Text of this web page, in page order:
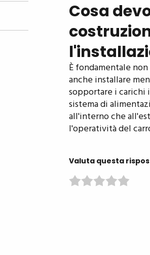
Cosa
È fondamentale
anche installare
sopportare i carichi
sistema di
all'interno che
l'operatività del
Valuta questa